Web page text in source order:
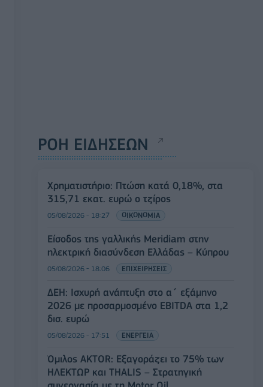
ΡΟΗ ΕΙΔΗΣΕΩΝ
Χρηματιστήριο: Πτώση κατά 0,18%, στα
315,71 εκατ. ευρώ ο τζίρος
05/08/2026 - 18:27 ΟΙΚΟΝΟΜΙΑ
Είσοδος της γαλλικής Meridiam στην
ηλεκτρική διασύνδεση Ελλάδας – Κύπρου
05/08/2026 - 18:06 ΕΠΙΧΕΙΡΗΣΕΙΣ
ΔΕΗ: Ισχυρή ανάπτυξη στο α΄ εξάμηνο
2026 με προσαρμοσμένο EBITDA στα 1,2
δισ. ευρώ
05/08/2026 - 17:51 ΕΝΕΡΓΕΙΑ
Όμιλος AKTOR: Εξαγοράζει το 75% των
ΗΛΕΚΤΩΡ και THALIS – Στρατηγική